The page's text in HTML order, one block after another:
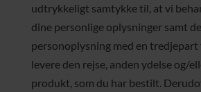
udtrykkeligt samtykke til, at vi
dine personlige oplysninger samt
personoplysning med en
levere den rejse, anden ydelse og/
produkt, som du har bestilt.